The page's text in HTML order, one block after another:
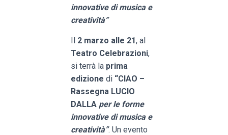
innovative di musica e
creatività”
Il 2 marzo alle 21, al
Teatro Celebrazioni,
si terrà la prima
edizione di “CIAO –
Rassegna LUCIO
DALLA per le forme
innovative di musica e
creatività”. Un evento